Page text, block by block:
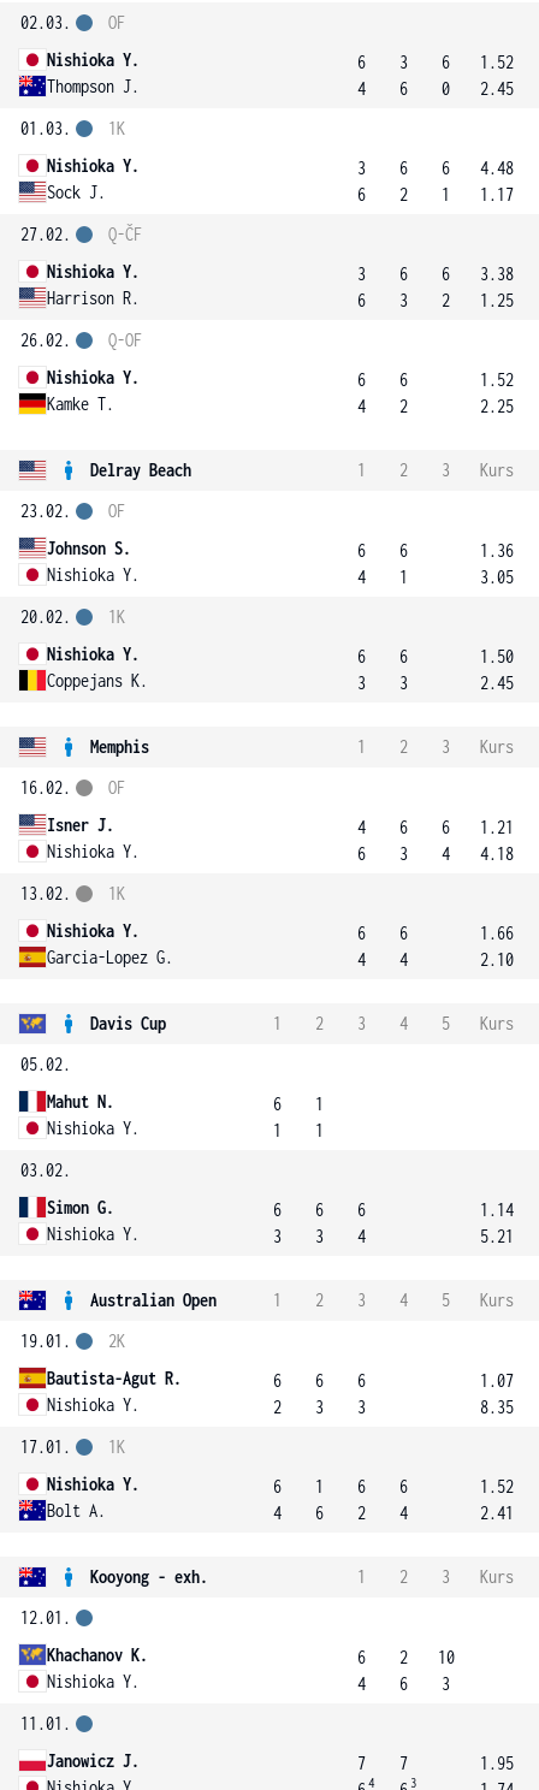
02.03.
Nishioka Y.
Thompson J.
OF
6
4
3
6
6
0
1.52
2.45
01.03.
Nishioka Y.
Sock J.
1K
3
6
6
2
6
1
4.48
1.17
27.02.
Nishioka Y.
Harrison R.
Q-ČF
3
6
6
3
6
2
3.38
1.25
26.02.
Nishioka Y.
Kamke T.
Q-OF
6
4
6
2
1.52
2.25
Delray Beach 1 2 3
Kurs
23.02.
Johnson S.
Nishioka Y.
OF
6
4
6
1
1.36
3.05
20.02.
Nishioka Y.
Coppejans K.
1K
6
3
6
3
1.50
2.45
Memphis 1 2 3
Kurs
16.02.
Isner J.
Nishioka Y.
OF
4
6
6
3
6
4
1.21
4.18
13.02.
Nishioka Y.
Garcia-Lopez G.
1K
6
4
6
4
1.66
2.10
Davis Cup 1 2 3 4 5
Kurs
05.02.
Mahut N.
Nishioka Y.
6
1
1
1
03.02.
Simon G.
Nishioka Y.
6
3
6
3
6
4
1.14
5.21
Australian Open 1 2 3 4 5
Kurs
19.01.
Bautista-Agut R.
Nishioka Y.
2K
6
2
6
3
6
3
1.07
8.35
17.01.
Nishioka Y.
Bolt A.
1K
6
4
1
6
6
2
6
4
1.52
2.41
Kooyong - exh. 1 2 3
Kurs
12.01.
Khachanov K.
Nishioka Y.
6
4
2
6
10
3
11.01.
Janowicz J.
7
4
7
3
1.95